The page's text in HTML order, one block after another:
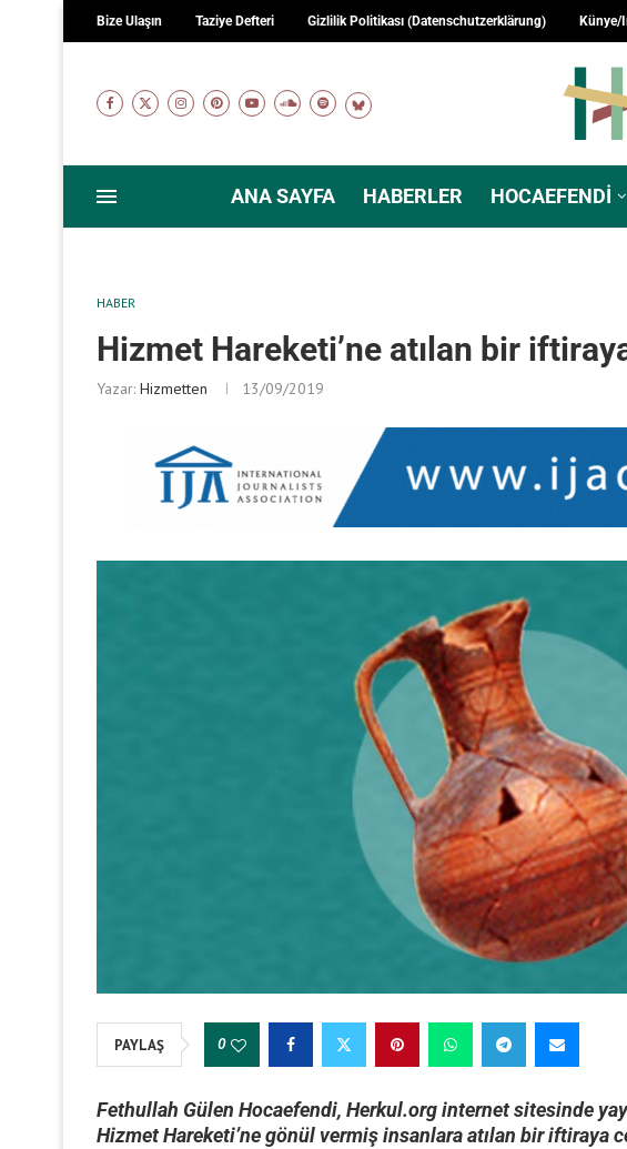
Bize Ulaşın Taziye Defteri Gizlilik Politikası (Datenschutzerklärung) Künye/
ANA SAYFA HABERLER HOCAEFENDI
HABER
Hizmet Hareketi’ne atılan bir
Yazar: Hizmetten 13/09/2019
PAYLAŞ 0
Fethullah Gülen Hocaefendi, Herkul.org internet sitesinde
Hizmet Hareketi’ne gönül vermiş insanlara atılan bir iftiraya